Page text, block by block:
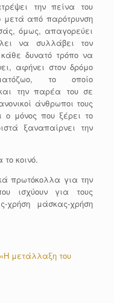
την πείνα του
μετά από παρότρυνση
όμως, απαγορεύει
να συλλάβει τον
δυνατό τρόπο να
αφήνει στον δρόμο
το οποίο
την παρέα του σε
άνθρωποι τους
ο μόνος που ξέρει το
ξαναπαίρνει την
κοινό.
πρωτόκολλα για την
ισχύουν για τους
χρήση μάσκας-χρήση
μετάλλαξη του